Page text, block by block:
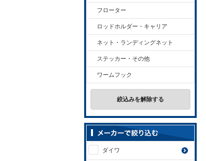
フローター
ロッドホルダー・キャリア
ネット・ランディングネット
ステッカー・その他
ワームフック
絞込みを解除する
ダイワ